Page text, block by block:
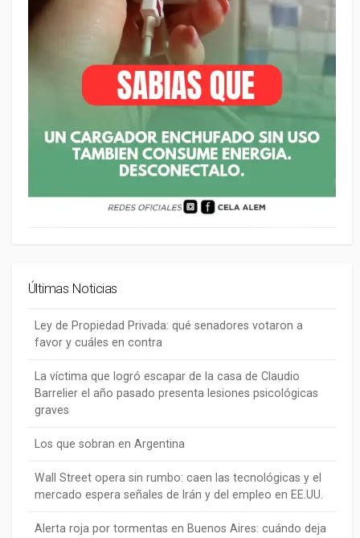
Últimas Noticias
Ley de Propiedad Privada: qué senadores votaron a
favor y cuáles en contra
La víctima que logró escapar de la casa de Claudio
Barrelier el año pasado presenta lesiones psicológicas
graves
Los que sobran en Argentina
Wall Street opera sin rumbo: caen las tecnológicas y el
mercado espera señales de Irán y del empleo en EE.UU.
Alerta roja por tormentas en Buenos Aires: cuándo deja